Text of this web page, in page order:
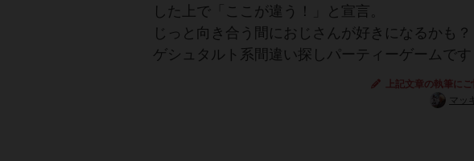
した上で「ここが違う！」と宣言。
じっと向き合う間におじさんが好きになるかも？
ゲシュタルト系間違い探しパーティーゲームです
上記文章の執筆に
マッ